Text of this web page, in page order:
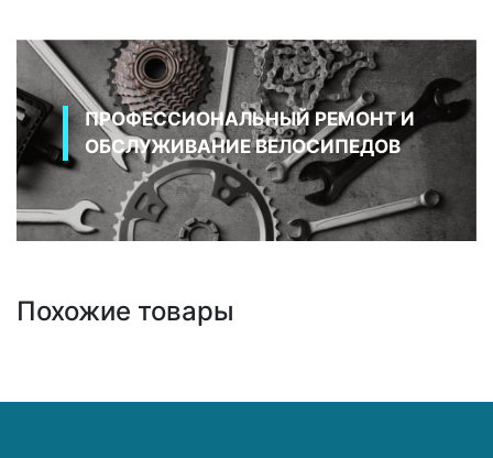
ПРОФЕССИОНАЛЬНЫЙ РЕМОНТ И
ОБСЛУЖИВАНИЕ ВЕЛОСИПЕДОВ
Похожие товары